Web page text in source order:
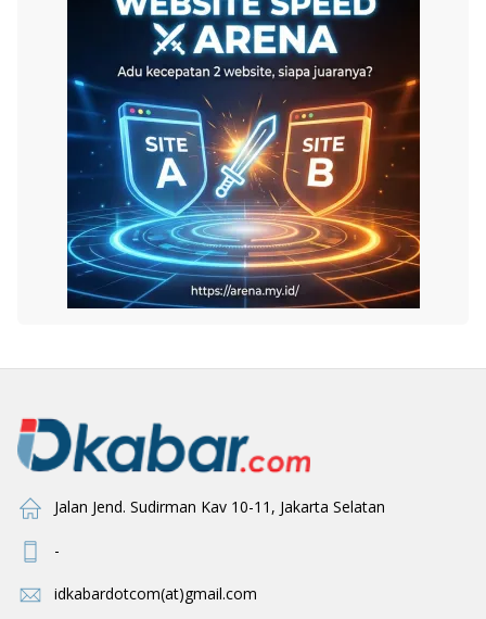
Jalan Jend. Sudirman Kav 10-11, Jakarta Selatan
-
idkabardotcom(at)gmail.com